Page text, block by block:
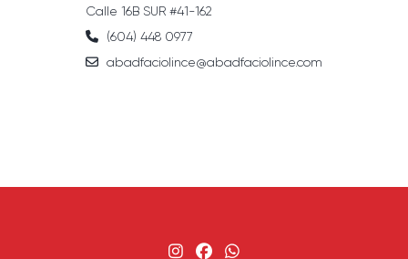
Calle 16B SUR #41-162
(604) 448 0977
abadfaciolince@abadfaciolince.com